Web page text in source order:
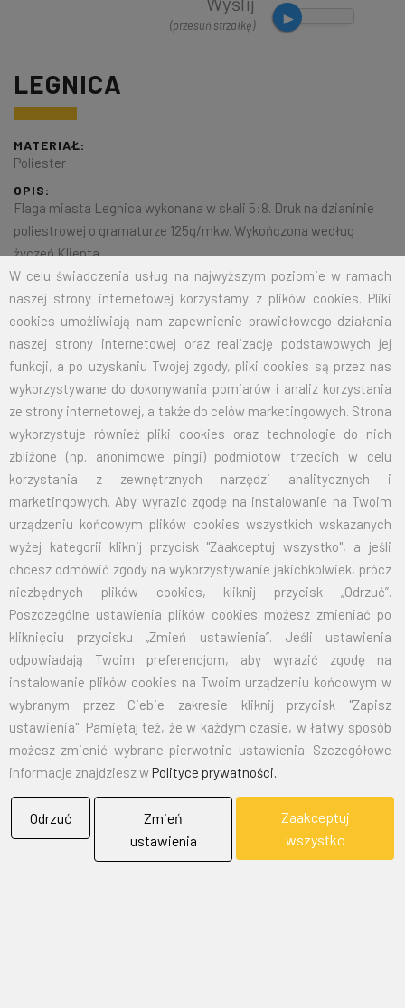
W celu świadczenia usług na najwyższym poziomie w ramach
naszej strony internetowej korzystamy z plików cookies. Pliki
cookies umożliwiają nam zapewnienie prawidłowego działania
naszej strony internetowej oraz realizację podstawowych jej
funkcji, a po uzyskaniu Twojej zgody, pliki cookies są przez nas
wykorzystywane do dokonywania pomiarów i analiz korzystania
ze strony internetowej, a także do celów marketingowych. Strona
wykorzystuje również pliki cookies oraz technologie do nich
zbliżone (np. anonimowe pingi) podmiotów trzecich w celu
korzystania z zewnętrznych narzędzi analitycznych i
marketingowych. Aby wyrazić zgodę na instalowanie na Twoim
urządzeniu końcowym plików cookies wszystkich wskazanych
wyżej kategorii kliknij przycisk "Zaakceptuj wszystko", a jeśli
chcesz odmówić zgody na wykorzystywanie jakichkolwiek, prócz
niezbędnych plików cookies, kliknij przycisk „Odrzuć”.
Poszczególne ustawienia plików cookies możesz zmieniać po
kliknięciu przycisku „Zmień ustawienia”. Jeśli ustawienia
odpowiadają Twoim preferencjom, aby wyrazić zgodę na
instalowanie plików cookies na Twoim urządzeniu końcowym w
wybranym przez Ciebie zakresie kliknij przycisk "Zapisz
ustawienia". Pamiętaj też, że w każdym czasie, w łatwy sposób
możesz zmienić wybrane pierwotnie ustawienia. Szczegółowe
informacje znajdziesz wPolityce prywatności.
Odrzuć
Zmień
ustawienia
Zaakceptuj
wszystko
(przesuń strzałkę)
LEGNICA
MATERIAŁ:
Poliester
OPIS:
Flaga miasta Legnica wykonana w skali 5:8. Druk na dzianinie
poliestrowej o gramaturze 125g/mkw. Wykończona według
życzeń Klienta.
Na życzenie klienta jesteśmy w stanie wykonać dowolny rozmiar
flagi. Przy zamówieniu większej ilości cena zostanie wyliczona
indywidualnie.
ROZMIAR CENA NETTO CENA BRUTTO
70X110 31,00 38,13
100X160 64,00 78,72
125X200 100,00 123,00
144,00
EMAIL: marketing@bielflag.pl
biuro@bielflag.pl
TELEFON:600 42 11 90,33/816 21 78
BIELFLAG